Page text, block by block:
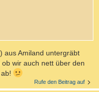
aus Amiland untergräbt
wir auch nett über den
Rufe den Beitrag auf